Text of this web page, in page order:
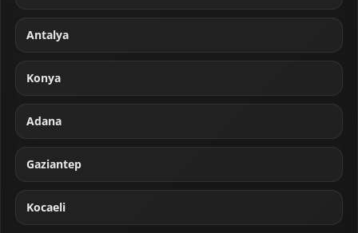
Antalya
Konya
Adana
Gaziantep
Kocaeli